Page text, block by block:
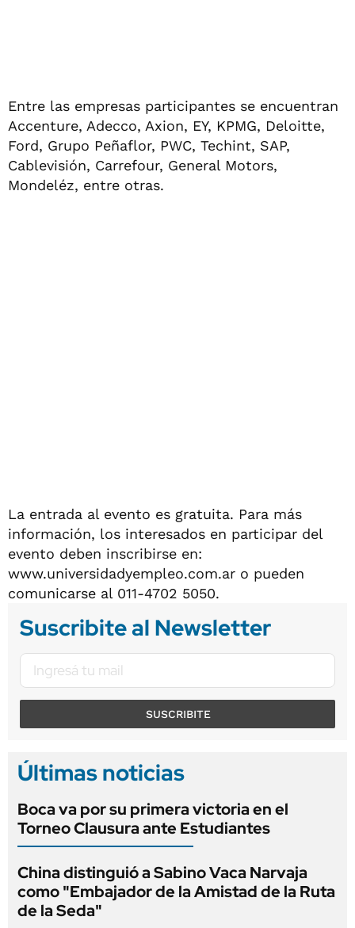
Entre las empresas participantes se encuentran
Accenture, Adecco, Axion, EY, KPMG, Deloitte,
Ford, Grupo Peñaflor, PWC, Techint, SAP,
Cablevisión, Carrefour, General Motors,
Mondeléz, entre otras.
La entrada al evento es gratuita. Para más
información, los interesados en participar del
evento deben inscribirse en:
www.universidadyempleo.com.ar o pueden
comunicarse al 011-4702 5050.
Suscribite al Newsletter
SUSCRIBITE
Últimas noticias
Boca va por su primera victoria en el
Torneo Clausura ante Estudiantes
China distinguió a Sabino Vaca Narvaja
como "Embajador de la Amistad de la Ruta
de la Seda"